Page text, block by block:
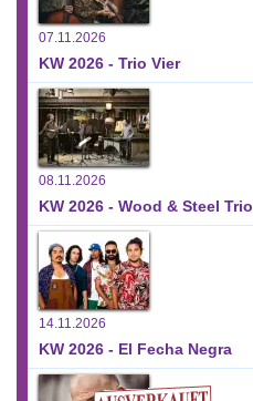
07.11.2026
KW 2026 - Trio Vier
08.11.2026
KW 2026 - Wood & Steel Trio
14.11.2026
KW 2026 - El Fecha Negra